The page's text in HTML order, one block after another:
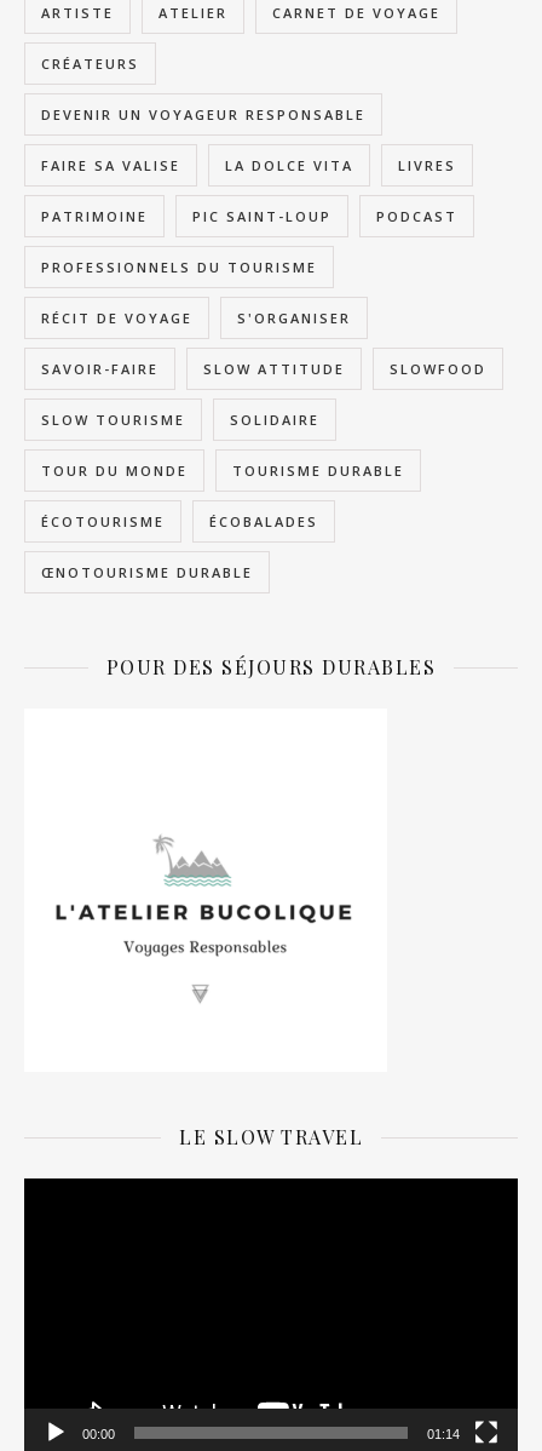
ARTISTE ATELIER CARNET DE VOYAGE
CRÉATEURS
DEVENIR UN VOYAGEUR RESPONSABLE
FAIRE SA VALISE LA DOLCE VITA LIVRES
PATRIMOINE PIC SAINT-LOUP PODCAST
PROFESSIONNELS DU TOURISME
RÉCIT DE VOYAGE S'ORGANISER
SAVOIR-FAIRE SLOW ATTITUDE SLOWFOOD
SLOW TOURISME SOLIDAIRE
TOUR DU MONDE TOURISME DURABLE
ÉCOTOURISME ÉCOBALADES
ŒNOTOURISME DURABLE
POUR DES SÉJOURS DURABLES
LE SLOW TRAVEL
00:00 01:14